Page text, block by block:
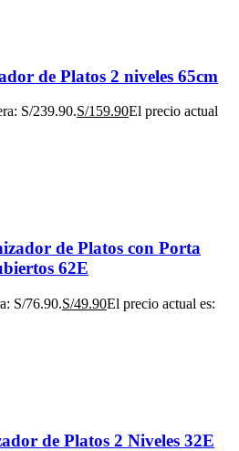
de Platos 2 niveles 65cm
S/239.90.S/159.90El precio actual
de Platos con Porta
62E
S/76.90.S/49.90El precio actual es:
de Platos 2 Niveles 32E